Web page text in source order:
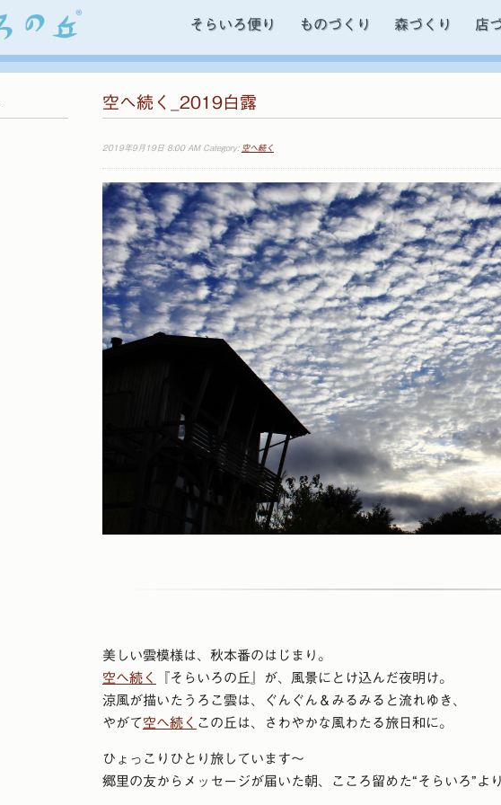
そらいろ便り ものづくり 森づくり 店
空へ続く_2019白露
2019年9月19日 8:00 AM Category: 空へ続く
美しい雲模様は、秋本番のはじまり。
空へ続く
『そらいろの丘』が、風景にとけ込んだ夜明け。
涼風が描いたうろこ雲は、ぐんぐん＆みるみると流れゆき、
やがて空へ続く この丘は、さわやかな風わたる旅日和に。
ひょっこりひとり旅しています～
郷里の友からメッセージが届いた朝、こころ留めた“そらいろ”よ